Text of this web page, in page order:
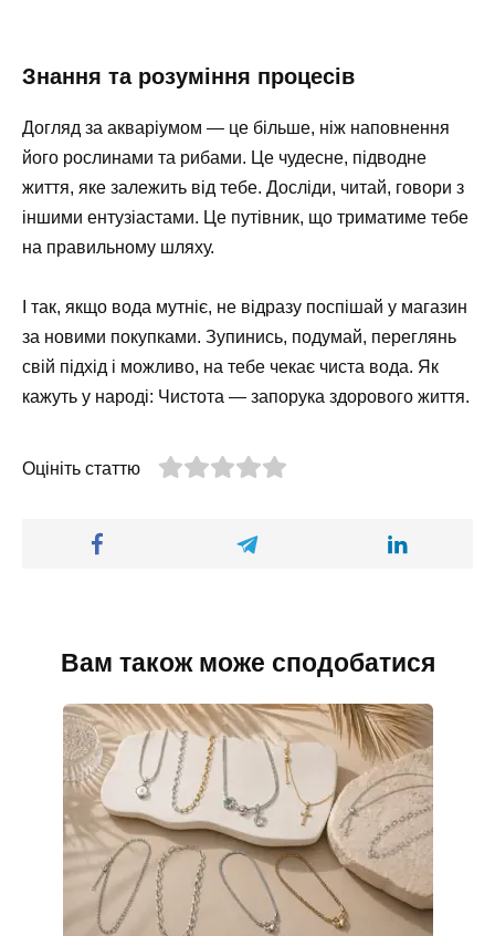
Знання та розуміння процесів
Догляд за акваріумом — це більше, ніж наповнення
його рослинами та рибами. Це чудесне, підводне
життя, яке залежить від тебе. Досліди, читай, говори з
іншими ентузіастами. Це путівник, що триматиме тебе
на правильному шляху.
І так, якщо вода мутніє, не відразу поспішай у магазин
за новими покупками. Зупинись, подумай, переглянь
свій підхід і можливо, на тебе чекає чиста вода. Як
кажуть у народі: Чистота — запорука здорового життя.
Оцініть статтю
Вам також може сподобатися